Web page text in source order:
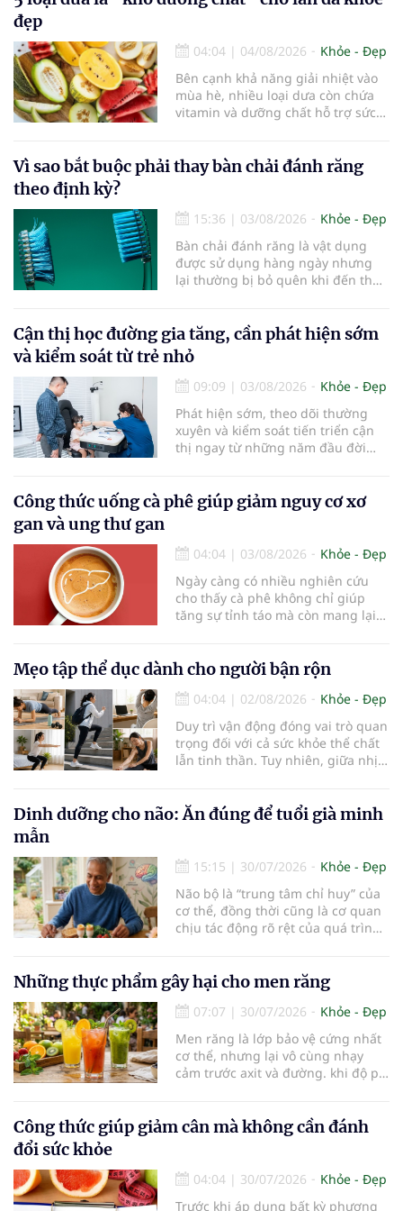
đẹp
04:04 | 04/08/2026
Khỏe - Đẹp
Bên cạnh khả năng giải nhiệt vào
mùa hè, nhiều loại dưa còn chứa
vitamin và dưỡng chất hỗ trợ sức
Vì sao bắt buộc phải thay bàn chải đánh răng
theo định kỳ?
15:36 | 03/08/2026
Khỏe - Đẹp
Bàn chải đánh răng là vật dụng
được sử dụng hàng ngày nhưng
lại thường bị bỏ quên khi đến thời
bàn chải quá lâu có thể làm giảm
hiệu quả làm sạch và ảnh hưởng
đến sức khỏe răng miệng...
Cận thị học đường gia tăng, cần phát hiện sớm
và kiểm soát từ trẻ nhỏ
09:09 | 03/08/2026
Khỏe - Đẹp
Phát hiện sớm, theo dõi thường
xuyên và kiểm soát tiến triển cận
thị ngay từ những năm đầu đời
trẻ. Đây cũng là định hướng của
Trung tâm Nhãn nhi và Kiểm soát
Đô đưa vào hoạt động ngày 1/8.
Công thức uống cà phê giúp giảm nguy cơ xơ
gan và ung thư gan
04:04 | 03/08/2026
Khỏe - Đẹp
Ngày càng có nhiều nghiên cứu
cho thấy cà phê không chỉ giúp
tăng sự tỉnh táo mà còn mang lại
đóng vai trò lọc độc tố, chuyển hóa
thuốc và dự trữ nhiều vitamin,
khoáng chất thiết yếu nhưng cũng
rất dễ bị tổn thương…
Mẹo tập thể dục dành cho người bận rộn
04:04 | 02/08/2026
Khỏe - Đẹp
Duy trì vận động đóng vai trò quan
trọng đối với cả sức khỏe thể chất
lẫn tinh thần. Tuy nhiên, giữa nhịp
cho các hoạt động tập luyện
thường trở thành một thách thức
Dinh dưỡng cho não: Ăn đúng để tuổi già minh
mẫn
15:15 | 30/07/2026
Khỏe - Đẹp
Não bộ là “trung tâm chỉ huy” của
cơ thể, đồng thời cũng là cơ quan
chịu tác động rõ rệt của quá trình
mạnh, có thể góp phần bảo vệ tế
bào thần kinh, duy trì trí nhớ và
giúp NCT sống minh mẫn, tự chủ
lâu hơn.
Những thực phẩm gây hại cho men răng
07:07 | 30/07/2026
Khỏe - Đẹp
Men răng là lớp bảo vệ cứng nhất
cơ thể, nhưng lại vô cùng nhạy
cảm trước axit và đường. khi độ pH
đường cho vi khuẩn tấn công và
dẫn đến mòn men răng, sâu răng.
hại cho men răng.
Công thức giúp giảm cân mà không cần đánh
đổi sức khỏe
04:04 | 30/07/2026
Khỏe - Đẹp
Trước khi áp dụng bất kỳ phương